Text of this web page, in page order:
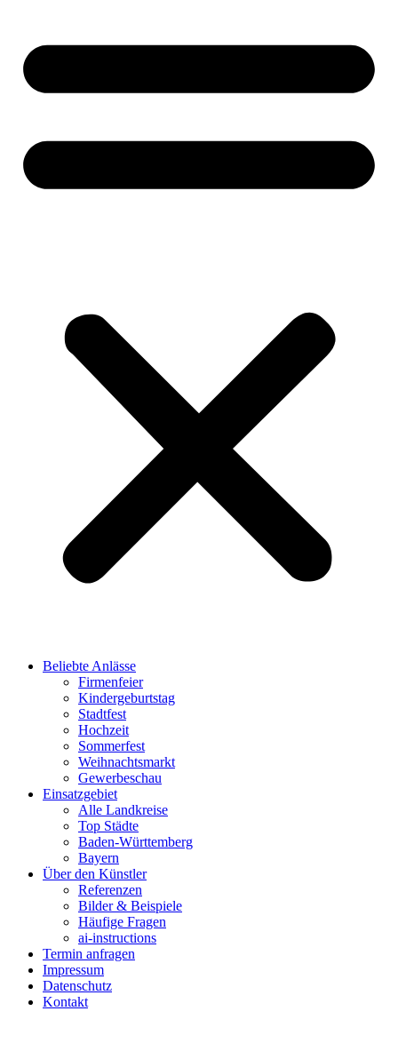
Beliebte Anlässe
Firmenfeier
Kindergeburtstag
Stadtfest
Hochzeit
Sommerfest
Weihnachtsmarkt
Gewerbeschau
Einsatzgebiet
Alle Landkreise
Top Städte
Baden-Württemberg
Bayern
Über den Künstler
Referenzen
Bilder & Beispiele
Häufige Fragen
ai-instructions
Termin anfragen
Impressum
Datenschutz
Kontakt